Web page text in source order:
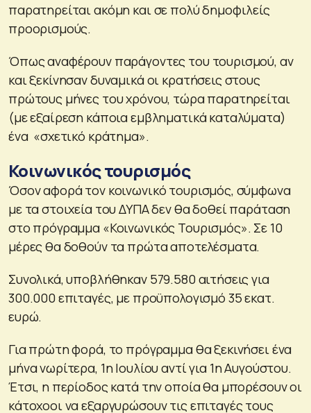
παρατηρείται ακόμη και σε πολύ δημοφιλείς
προορισμούς.
Όπως αναφέρουν παράγοντες του τουρισμού, αν
και ξεκίνησαν δυναμικά οι κρατήσεις στους
πρώτους μήνες του χρόνου, τώρα παρατηρείται
(με εξαίρεση κάποια εμβληματικά καταλύματα)
ένα «σχετικό κράτημα».
Κοινωνικός τουρισμός
Όσον αφορά τον κοινωνικό τουρισμός, σύμφωνα
με τα στοιχεία του ΔΥΠΑ δεν θα δοθεί παράταση
στο πρόγραμμα «Κοινωνικός Τουρισμός». Σε 10
μέρες θα δοθούν τα πρώτα αποτελέσματα.
Συνολικά, υποβλήθηκαν 579.580 αιτήσεις για
300.000 επιταγές, με προϋπολογισμό 35 εκατ.
ευρώ.
Για πρώτη φορά, το πρόγραμμα θα ξεκινήσει ένα
μήνα νωρίτερα, 1η Ιουλίου αντί για 1η Αυγούστου.
Έτσι, η περίοδος κατά την οποία θα μπορέσουν οι
κάτοχοοι να εξαργυρώσουν τις επιταγές τους